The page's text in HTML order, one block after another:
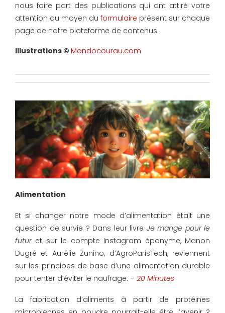
nous faire part des publications qui ont attiré votre
attention au moyen du formulaire présent sur chaque
page de notre plateforme de contenus.
Illustrations © Mondocourau.com
Alimentation
Et si changer notre mode d’alimentation était une
question de survie ? Dans leur livre Je mange pour le
futuret sur le compte Instagram éponyme, Manon
Dugré et Aurélie Zunino, d’AgroParisTech, reviennent
sur les principes de base d’une alimentation durable
pour tenter d’éviter le naufrage. – 20 Minutes
La fabrication d’aliments à partir de protéines